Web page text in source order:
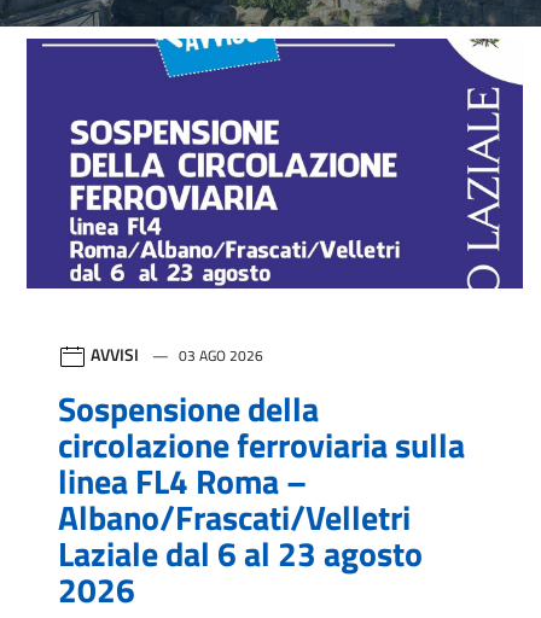
Città di Albano Laziale
Contenuti in evidenza
AVVISI 03 AGO 2026
Sospensione della
circolazione ferroviaria sulla
linea FL4 Roma –
Albano/Frascati/Velletri
Laziale dal 6 al 23 agosto
2026